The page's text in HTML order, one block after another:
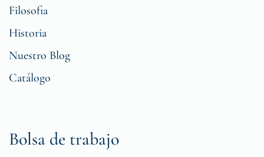
Filosofia
Historia
Nuestro Blog
Catálogo
Bolsa de trabajo